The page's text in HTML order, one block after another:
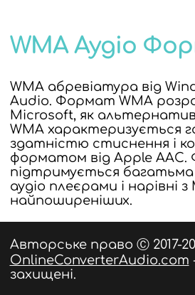
WMA Аудіо
WMA абревіатура від
Audio. Формат WMA
Microsoft, як
WMA характеризується
здатністю стиснення і
форматом від Apple
підтримується
аудіо плеєрами і нарівні
найпоширеніших.
Авторське право Ⓒ 2017-
OnlineConverterAudio.com
захищені.